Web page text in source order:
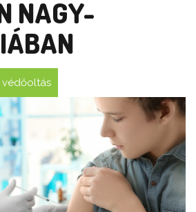
NAGY-
védőoltás